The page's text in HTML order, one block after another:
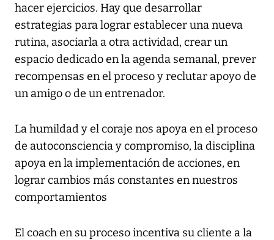
hacer ejercicios. Hay que desarrollar
estrategias para lograr establecer una nueva
rutina, asociarla a otra actividad, crear un
espacio dedicado en la agenda semanal, prever
recompensas en el proceso y reclutar apoyo de
un amigo o de un entrenador.
La humildad y el coraje nos apoya en el proceso
de autoconsciencia y compromiso, la disciplina
apoya en la implementación de acciones, en
lograr cambios más constantes en nuestros
comportamientos
El coach en su proceso incentiva su cliente a la